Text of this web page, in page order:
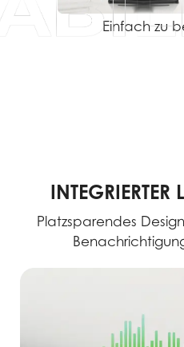
Einfach zu
INTEGRIERTER
Platzsparendes